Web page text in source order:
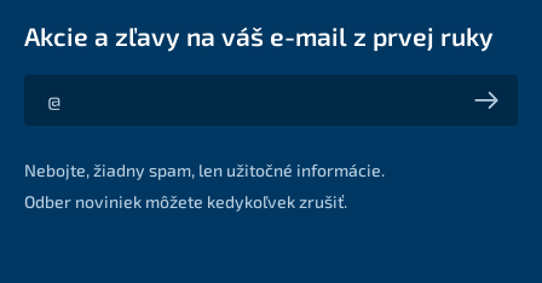
Akcie a zľavy na váš e-mail z prvej ruky
Akcie a zľavy na váš e-mail z prvej ruky
Nebojte, žiadny spam, len užitočné informácie.
Odber noviniek môžete kedykoľvek zrušiť.